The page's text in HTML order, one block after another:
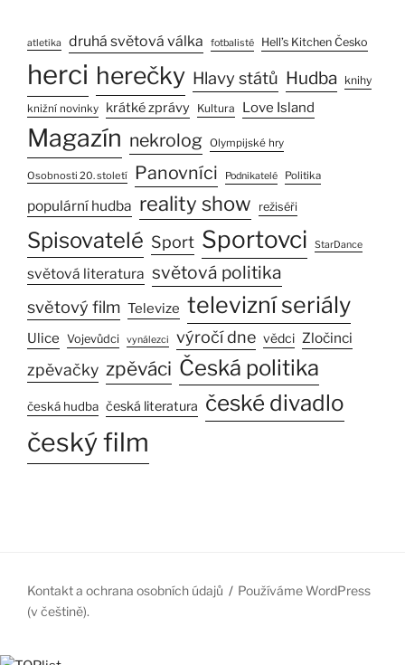
atletika druhá světová válka fotbalisté Hell’s Kitchen Česko
herci herečky Hlavy států Hudba knihy
knižní novinky krátké zprávy Kultura Love Island
Magazín nekrolog Olympijské hry
Osobnosti 20. století Panovníci Podnikatelé Politika
populární hudba reality show režiséři
Spisovatelé Sport Sportovci StarDance
světová literatura světová politika
světový film Televize televizní seriály
Ulice Vojevůdci vynálezci výročí dne vědci Zločinci
zpěvačky zpěváci Česká politika
česká hudba česká literatura české divadlo
český film
Kontakt a ochrana osobních údajů
Používáme WordPress
(v češtině).